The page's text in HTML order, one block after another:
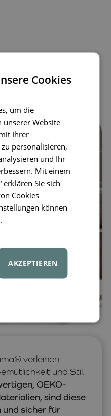
verleihen
und Stil.
OEKO-
sind diese
und sicher für
Cookies
um die
Website
Ihrer
personalisieren,
und Ihr
Mit einem
erklären Sie sich
Cookies
können
AKZEPTIEREN